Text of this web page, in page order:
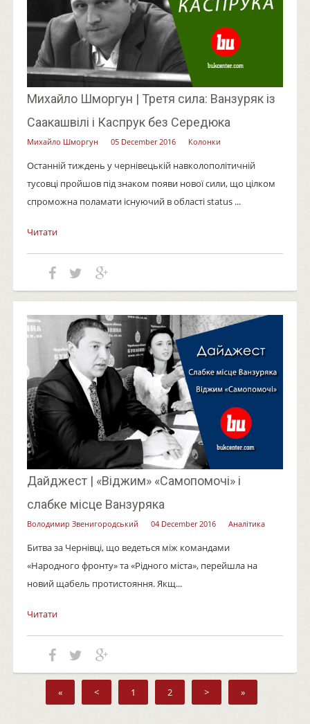
Михайло Шморгун | Третя сила: Ванзуряк із
Саакашвілі і Каспрук без Середюка
Михайло Шморгун 05 December 2016 Колонки
Останній тиждень у чернівецькій навколополітичній
тусовці пройшов під знаком появи нової сили, що цілком
спроможна поламати існуючий в області status ...
Читати
Дайджест | «Віджим» «Самопомочі» і
слабке місце Ванзуряка
Володимир Звенигородський 04 December 2016 Аналітика
Битва за Чернівці, що ведеться між командами
«Народного фронту» та «Рідного міста», перейшла на
новий щабель протистояння. Якщ...
Читати
« < 1 2 > »